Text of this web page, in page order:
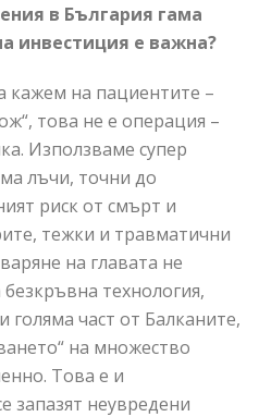
в България гама
инвестиция е важна?
кажем на пациентите –
това не е операция –
Използваме супер
лъчи, точни до
риск от смърт и
тежки и травматични
на главата не
технология,
голяма част от Балканите,
на множество
Това е и
запазят неувредени